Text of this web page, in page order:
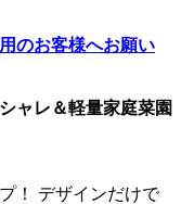
のお客様へお願い
ャレ＆軽量家庭菜園
！ デザインだけで